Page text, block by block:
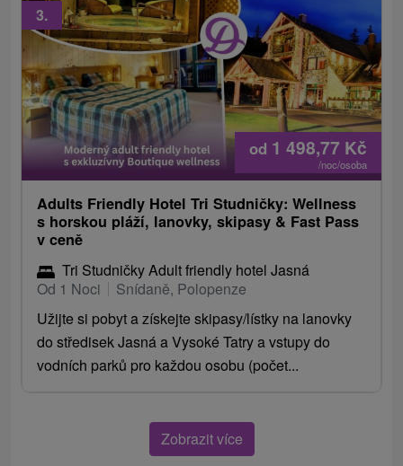
od 1 498,77 Kč
/noc/osoba
3.
Adults Friendly Hotel Tri Studničky: Wellness
s horskou pláží, lanovky, skipasy & Fast Pass
v ceně
Tri Studničky Adult friendly hotel Jasná
Od 1 Noci
Snídaně, Polopenze
Užijte si pobyt a získejte skipasy/lístky na lanovky
do středisek Jasná a Vysoké Tatry a vstupy do
vodních parků pro každou osobu (počet...
Zobrazit více